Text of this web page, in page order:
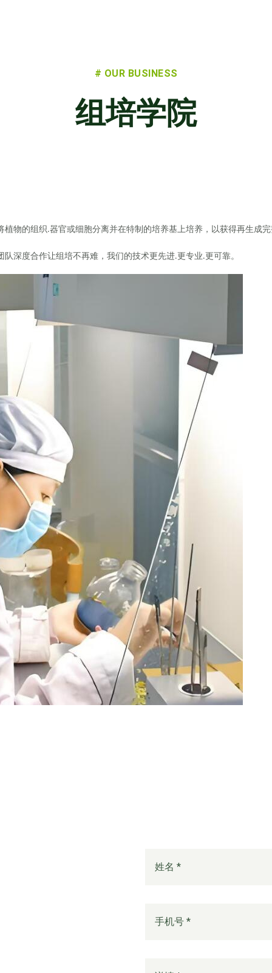
# OUR BUSINESS
组培学院
植物的组织.器官或细胞分离并在特制的培养基上培养，以获得再生成
深度合作让组培不再难，我们的技术更先进.更专业.更可靠。